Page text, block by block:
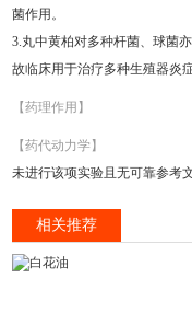
菌作用。
3.丸中黄柏对多种杆菌、球菌
故临床用于治疗多种生殖器炎
【药理作用】
【药代动力学】
未进行该项实验且无可靠参考文
相关推荐